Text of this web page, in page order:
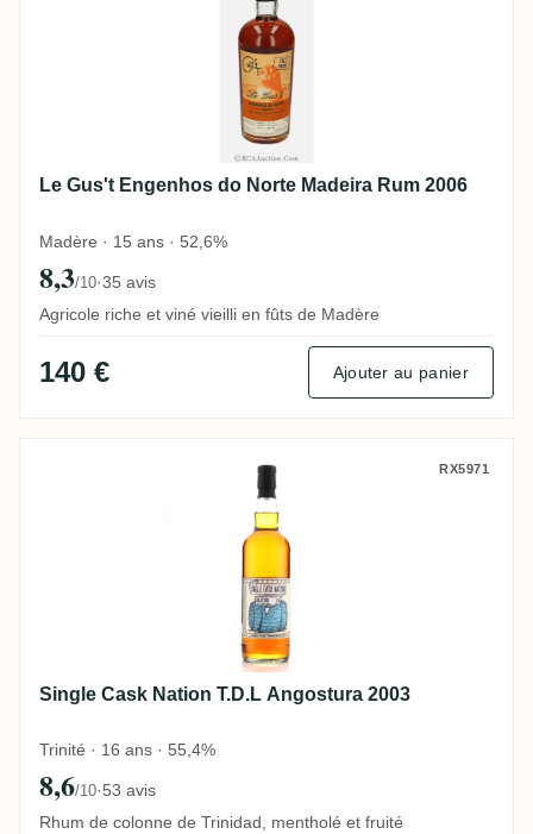
Le Gus't Engenhos do Norte Madeira Rum 2006
Madère · 15 ans · 52,6%
8,3/10·35 avis
Agricole riche et viné vieilli en fûts de Madère
140 € Ajouter au panier
Single Cask Nation T.D.L Angostura 2003
RX5971
Single Cask Nation T.D.L Angostura 2003
Trinité · 16 ans · 55,4%
8,6/10·53 avis
Rhum de colonne de Trinidad, mentholé et fruité